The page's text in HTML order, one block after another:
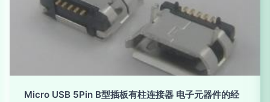
Micro USB 5Pin B型插板有柱连接器 电子元器件的经